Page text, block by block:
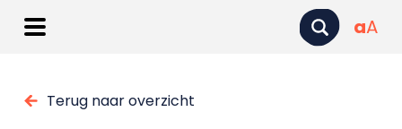
aA
Terug naar overzicht